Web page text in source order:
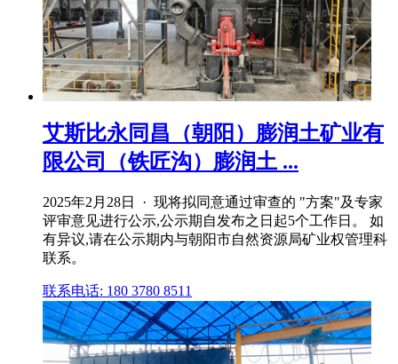
艾斯比永同昌（朝阳）膨润土矿业有
限公司（铁匠沟）膨润土 ...
2025年2月28日 · 现将拟同意通过审查的 "方案"及专家
评审意见进行公示,公示期自发布之日起5个工作日。 如
有异议,请在公示期内与朝阳市自然资源局矿业权管理科
联系。
联系电话: 180 3780 8511